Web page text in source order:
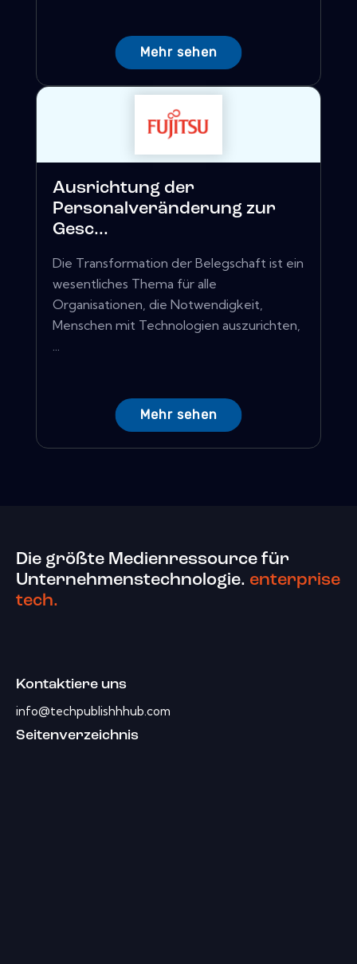
Mehr sehen
Ausrichtung der
Personalveränderung zur
Gesc...
Die Transformation der Belegschaft ist ein
wesentliches Thema für alle
Organisationen, die Notwendigkeit,
Menschen mit Technologien auszurichten,
...
Mehr sehen
Die größte Medienressource für
Unternehmenstechnologie. enterprise
tech.
Kontaktiere uns
info@techpublishhhub.com
Seitenverzeichnis